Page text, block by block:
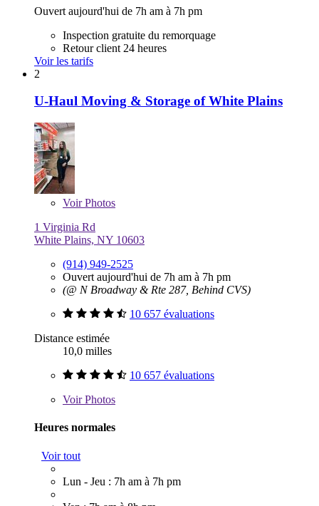
Ouvert aujourd'hui de 7h am à 7h pm
Inspection gratuite du remorquage
Retour client 24 heures
Voir les tarifs
2
U-Haul Moving & Storage of White Plains
VoirPhotos
1 Virginia Rd
White Plains, NY 10603
(914) 949-2525
Ouvert aujourd'hui de 7h am à 7h pm
(@ N Broadway & Rte 287, Behind CVS)
10 657 évaluations
Distance estimée
10,0 milles
10 657 évaluations
VoirPhotos
Heures normales
Voir tout
Lun - Jeu : 7h am à 7h pm